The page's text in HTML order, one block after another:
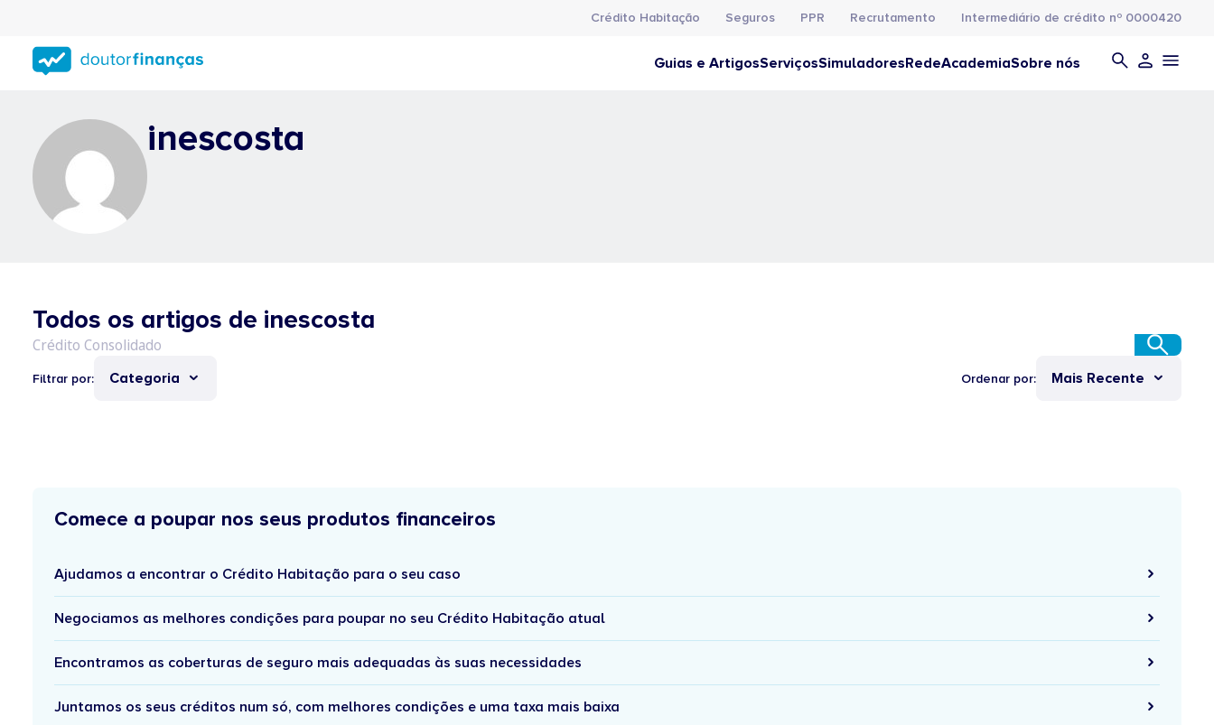
conteúdo
principal
Crédito Habitação Seguros PPR Recrutamento Intermediário de crédito nº 0000420
Guias e ArtigosServiçosSimuladoresRedeAcademiaSobre nós
inescosta
Todos os artigos de inescosta
Filtrar por: Categoria Ordenar por: Mais Recente
Comece a poupar nos seus produtos financeiros
Ajudamos a encontrar o Crédito Habitação para o seu caso
Negociamos as melhores condições para poupar no seu Crédito Habitação atual
Encontramos as coberturas de seguro mais adequadas às suas necessidades
Juntamos os seus créditos num só, com melhores condições e uma taxa mais baixa